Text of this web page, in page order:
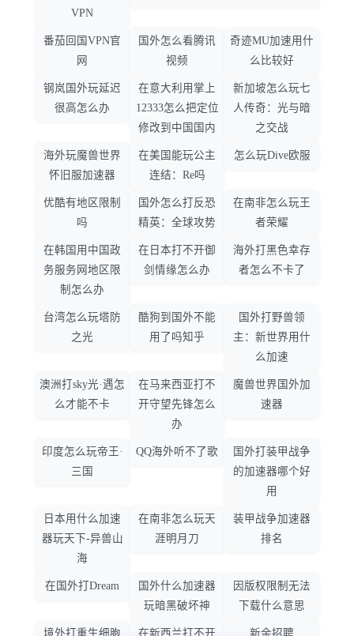
VPN
番茄回国VPN官
网
国外怎么看腾讯
视频
奇迹MU加速用什
么比较好
钢岚国外玩延迟
很高怎么办
在意大利用掌上
12333怎么把定位
修改到中国国内
新加坡怎么玩七
人传奇：光与暗
之交战
海外玩魔兽世界
怀旧服加速器
在美国能玩公主
连结：Re吗
怎么玩Dive欧服
优酷有地区限制
吗
国外怎么打反恐
精英：全球攻势
在南非怎么玩王
者荣耀
在韩国用中国政
务服务网地区限
制怎么办
在日本打不开御
剑情缘怎么办
海外打黑色幸存
者怎么不卡了
台湾怎么玩塔防
之光
酷狗到国外不能
用了吗知乎
国外打野兽领
主：新世界用什
么加速
澳洲打sky光·遇怎
么才能不卡
在马来西亚打不
开守望先锋怎么
办
魔兽世界国外加
速器
印度怎么玩帝王·
三国
QQ海外听不了歌
国外打装甲战争
的加速器哪个好
用
日本用什么加速
器玩天下-异兽山
海
在南非怎么玩天
涯明月刀
装甲战争加速器
排名
在国外打Dream
国外什么加速器
玩暗黑破坏神
因版权限制无法
下载什么意思
境外打重生细胞 在新西兰打不开 新余招聘